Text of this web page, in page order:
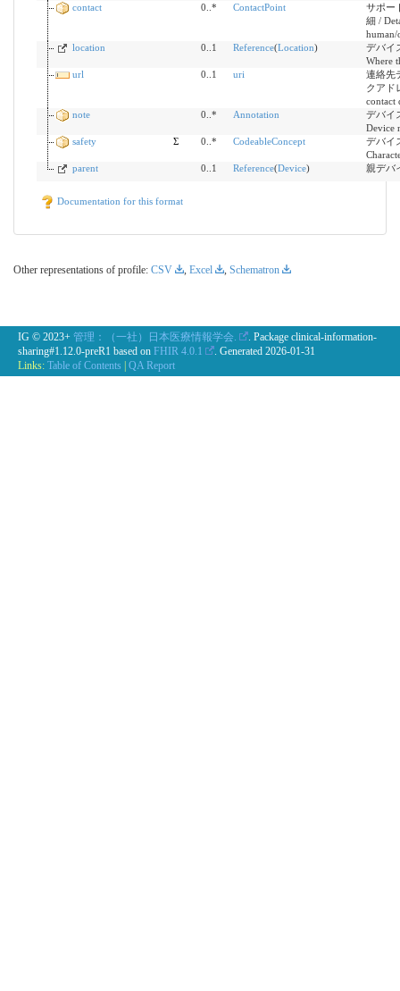
contact
0..* ContactPoint
サポー
細 /
human/
location
0..1 Reference(Location)
デバイ
Where
url
0..1 uri
連絡先
クアド
contact
note
0..* Annotation
デバイ
Device
safety
Σ 0..* CodeableConcept
デバイ
parent
0..1 Reference(Device) 親デバ
Documentation for this format
Other representations of profile: CSV , Excel , Schematron
IG © 2023+ 管理：（一社）日本医療情報学会.
. Package clinical-information-
sharing#1.12.0-preR1 based on FHIR 4.0.1 . Generated 2026-01-31
Links: Table of Contents QA Report